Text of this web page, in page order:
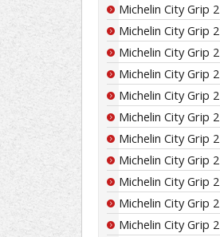
Michelin City Grip 2
Michelin City Grip 2
Michelin City Grip 2
Michelin City Grip 2
Michelin City Grip 2
Michelin City Grip 2
Michelin City Grip 2
Michelin City Grip 2
Michelin City Grip 2
Michelin City Grip 2
Michelin City Grip 2